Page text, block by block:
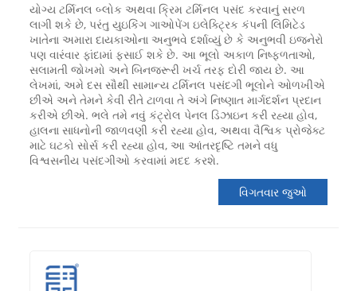
યોગ્ય ટર્મિનલ બ્લોક અથવા ક્રિમ ટર્મિનલ પસંદ કરવાનું સરળ
લાગી શકે છે, પરંતુ યુઇકિંગ ગાઓપેંગ ઇલેક્ટ્રિક કંપની લિમિટેડ
ખાતેના અમારા દાયકાઓના અનુભવે દર્શાવ્યું છે કે અનુભવી ઇજનેરો
પણ વારંવાર ફાંદામાં ફસાઈ શકે છે. આ ભૂલો અકાળ નિષ્ફળતાઓ,
સલામતી જોખમો અને બિનજરૂરી ખર્ચ તરફ દોરી જાય છે. આ
લેખમાં, અમે દસ સૌથી સામાન્ય ટર્મિનલ પસંદગી ભૂલોને ઓળખીએ
છીએ અને તેમને કેવી રીતે ટાળવા તે અંગે નિષ્ણાત માર્ગદર્શન પ્રદાન
કરીએ છીએ. ભલે તમે નવું કંટ્રોલ પેનલ ડિઝાઇન કરી રહ્યા હોવ,
હાલના સાધનોની જાળવણી કરી રહ્યા હોવ, અથવા વૈશ્વિક પ્રોજેક્ટ
માટે ઘટકો સોર્સ કરી રહ્યા હોવ, આ આંતરદૃષ્ટિ તમને વધુ
વિશ્વસનીય પસંદગીઓ કરવામાં મદદ કરશે.
વિગતવાર જુઓ